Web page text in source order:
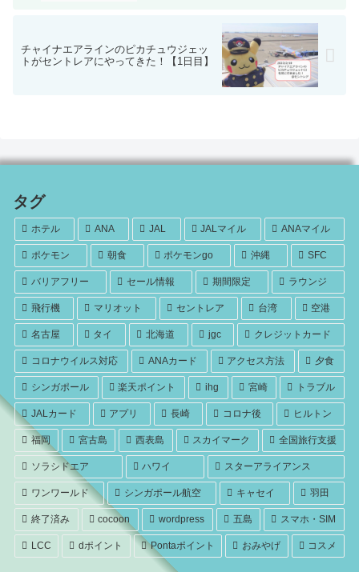
チャイナエアラインのピカチュウジェッ
トがセントレアにやってきた！【1日目】
タグ
ホテル ANA JAL JALマイル ANAマイル
ポケモン 朝食 ポケモンgo 沖縄 SFC
バリアフリー セール情報 期間限定 ラウンジ
飛行機 マリオット セントレア 台湾 空港
名古屋 タイ 北海道 jgc クレジットカード
コロナウイルス対応 ANAカード アクセス方法 夕食
シンガポール 楽天ポイント ihg 宮崎 トラブル
JALカード アプリ 長崎 コロナ後 ヒルトン
福岡 宮古島 西表島 スカイマーク 全国旅行支援
ソラシドエア ハワイ スターアライアンス
ワンワールド シンガポール航空 キャセイ 羽田
終了済み cocoon wordpress 五島 スマホ・SIM
LCC dポイント Pontaポイント おみやげ コスメ